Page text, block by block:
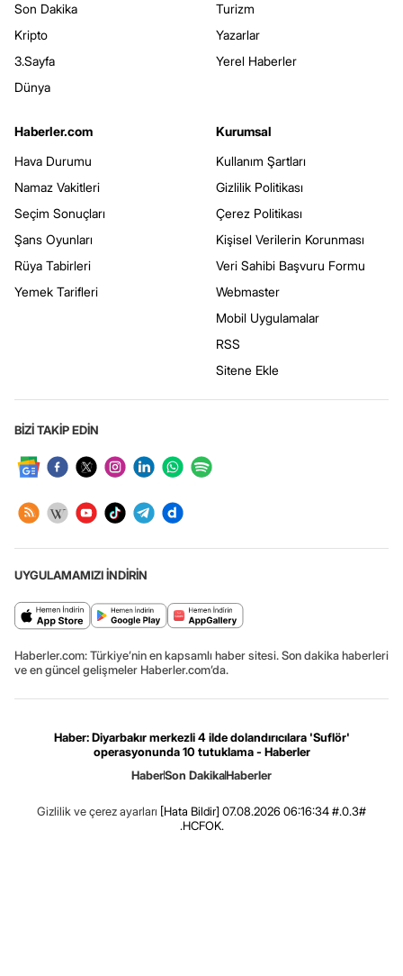
Son Dakika
Kripto
3.Sayfa
Dünya
Turizm
Yazarlar
Yerel Haberler
Haberler.com
Hava Durumu
Namaz Vakitleri
Seçim Sonuçları
Şans Oyunları
Rüya Tabirleri
Yemek Tarifleri
Kurumsal
Kullanım Şartları
Gizlilik Politikası
Çerez Politikası
Kişisel Verilerin Korunması
Veri Sahibi Başvuru Formu
Webmaster
Mobil Uygulamalar
RSS
Sitene Ekle
BİZİ TAKİP EDİN
UYGULAMAMIZI İNDİRİN
Haberler.com: Türkiye’nin en kapsamlı haber sitesi. Son dakika haberleri
ve en güncel gelişmeler Haberler.com’da.
Haber: Diyarbakır merkezli 4 ilde dolandırıcılara 'Suflör'
operasyonunda 10 tutuklama - Haberler
HaberSon DakikaHaberler
Gizlilik ve çerez ayarları [Hata Bildir] 07.08.2026 06:16:34 #.0.3#
.HCFOK.